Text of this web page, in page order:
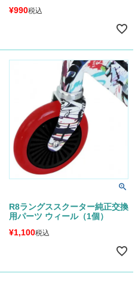
¥990税込
R8ラングススクーター純正交換
用パーツ ウィール（1個）
¥1,100税込